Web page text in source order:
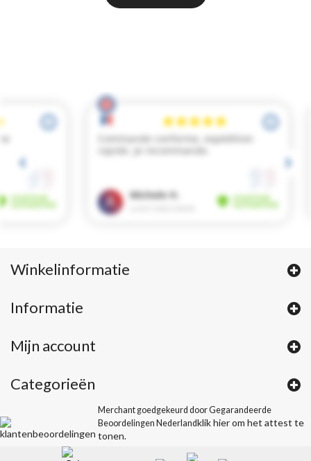
Winkelinformatie
Informatie
Mijn account
Categorieën
Merchant goedgekeurd door Gegarandeerde
Beoordelingen Nederlandklik hier om het attest te
tonen.